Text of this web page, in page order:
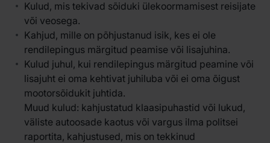
Kulud, mis tekivad sõiduki ülekoormamisest reisijate
või veosega.
Kahjud, mille on põhjustanud isik, kes ei ole
rendilepingus märgitud peamise või lisajuhina.
Kulud juhul, kui rendilepingus märgitud peamine või
lisajuht ei oma kehtivat juhiluba või ei oma õigust
mootorsõidukit juhtida.
Muud kulud: kahjustatud klaasipuhastid või lukud,
väliste autoosade kaotus või vargus ilma politsei
raportita, kahjustused, mis on tekkinud